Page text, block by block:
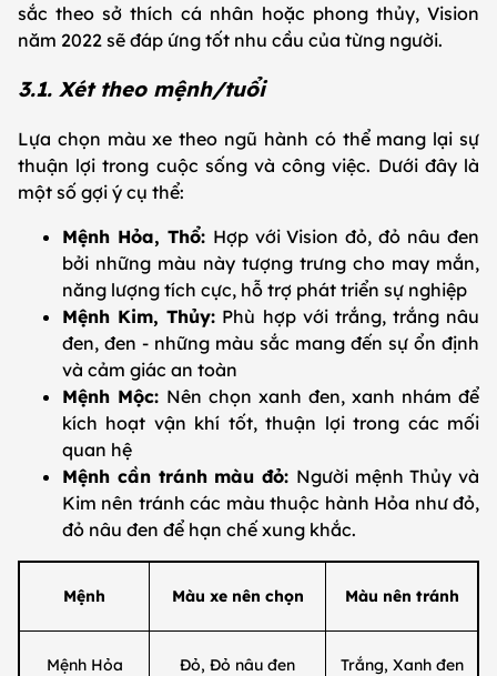
sắc theo sở thích cá nhân hoặc phong thủy, Vision
năm 2022 sẽ đáp ứng tốt nhu cầu của từng người.
3.1. Xét theo mệnh/tuổi
Lựa chọn màu xe theo ngũ hành có thể mang lại sự
thuận lợi trong cuộc sống và công việc. Dưới đây là
một số gợi ý cụ thể:
Mệnh Hỏa, Thổ: Hợp với Vision đỏ, đỏ nâu đen
bởi những màu này tượng trưng cho may mắn,
năng lượng tích cực, hỗ trợ phát triển sự nghiệp
Mệnh Kim, Thủy: Phù hợp với trắng, trắng nâu
đen, đen - những màu sắc mang đến sự ổn định
và cảm giác an toàn
Mệnh Mộc: Nên chọn xanh đen, xanh nhám để
kích hoạt vận khí tốt, thuận lợi trong các mối
quan hệ
Mệnh cần tránh màu đỏ: Người mệnh Thủy và
Kim nên tránh các màu thuộc hành Hỏa như đỏ,
đỏ nâu đen để hạn chế xung khắc.
Mệnh Màu xe nên chọn Màu nên tránh
Mệnh Hỏa Đỏ, Đỏ nâu đen Trắng, Xanh đen